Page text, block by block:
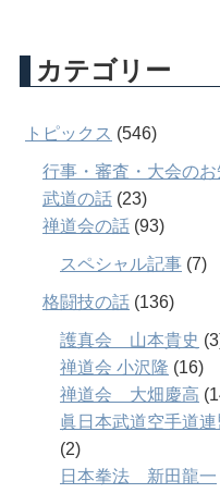
カテゴリー
トピックス (546)
行事・審査・大会の
武道の話 (23)
禅道会の話 (93)
スペシャル記事 (7)
格闘技の話 (136)
護真会 山本貴史
禅道会 小沢隆 (16)
禅道会 大畑慶高
眞日本武道空手道
(2)
日本拳法 新田龍一